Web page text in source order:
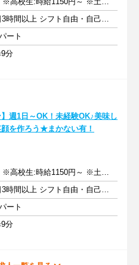
週1日以上 1日3時間以上 シフト自由・自己申告
ート
分
】週1日～OK！未経験OK♪美味し
を作ろう★まかない有！
時給1200円～ ※高校生:時給1150円～ ※土日祝+100円
週1日以上 1日3時間以上 シフト自由・自己申告
ート
分